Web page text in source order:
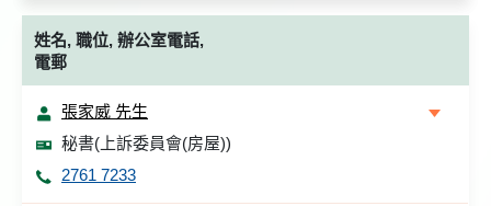
姓名, 職位, 辦公室電話,
電郵
張家威 先生
秘書(上訴委員會(房屋))
2761 7233